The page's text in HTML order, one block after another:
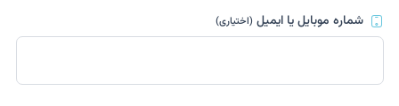
شماره موبایل یا ایمیل(اختیاری)